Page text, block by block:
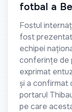
fotbal a
Fostul
fost
echipei
conferințe de
exprimat
și a confirmat
portarul
pe care